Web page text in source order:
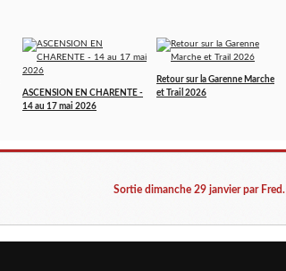
ASCENSION EN CHARENTE -
14 au 17 mai 2026
Retour sur la Garenne Marche
et Trail 2026
Sortie dimanche 29 janvier par Fred.